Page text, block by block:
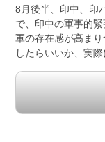
8月後半、印中、印
で、印中の軍事的
軍の存在感が高ま
したらいいか、実